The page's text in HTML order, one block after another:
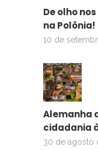
De olho
na Polônia!
10 de
Alemanha
cidadania
30 de agosto